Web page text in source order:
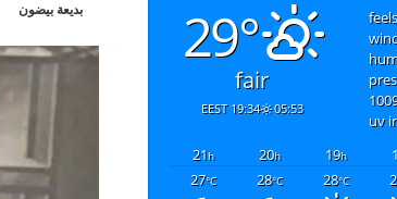
بديعة بيضون 29°
fair
05:53
19:34 EEST
uv
19h
20h
21h
28°C
28°C
27°C